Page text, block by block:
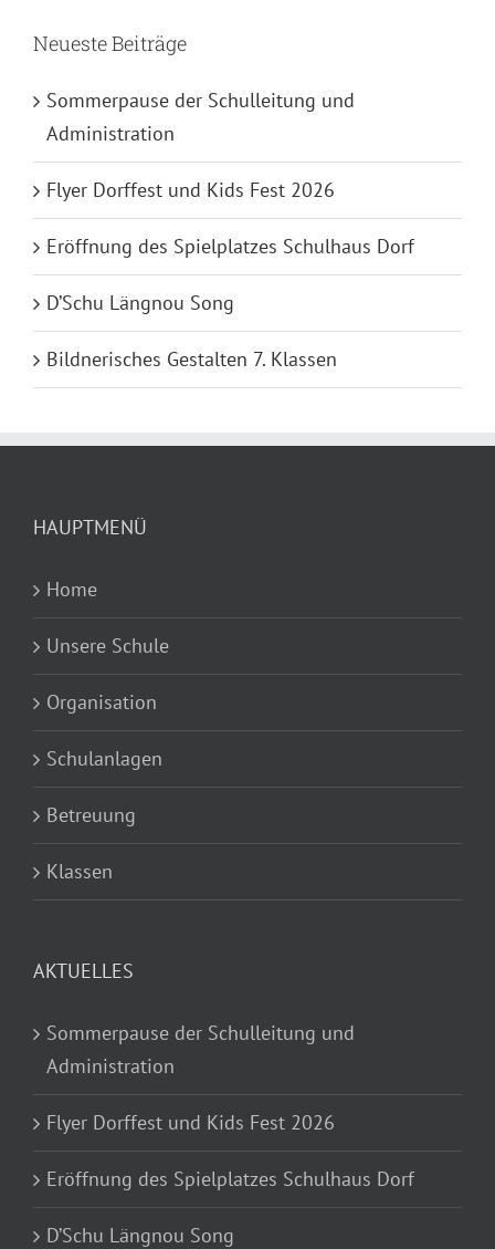
Neueste Beiträge
Sommerpause der Schulleitung und
Administration
Flyer Dorffest und Kids Fest 2026
Eröffnung des Spielplatzes Schulhaus Dorf
D’Schu Längnou Song
Bildnerisches Gestalten 7. Klassen
HAUPTMENÜ
Home
Unsere Schule
Organisation
Schulanlagen
Betreuung
Klassen
AKTUELLES
Sommerpause der Schulleitung und
Administration
Flyer Dorffest und Kids Fest 2026
Eröffnung des Spielplatzes Schulhaus Dorf
D’Schu Längnou Song